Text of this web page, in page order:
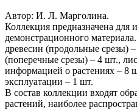
Автор: И. Л. Марголина.
Коллекция предназначена для
демонстрационного
древесин (продольные срезы)
(поперечные срезы) – 4 шт.,
информацией о растениях – 8
эксплуатации – 1 шт.
В состав коллекции входят
растений, наиболее